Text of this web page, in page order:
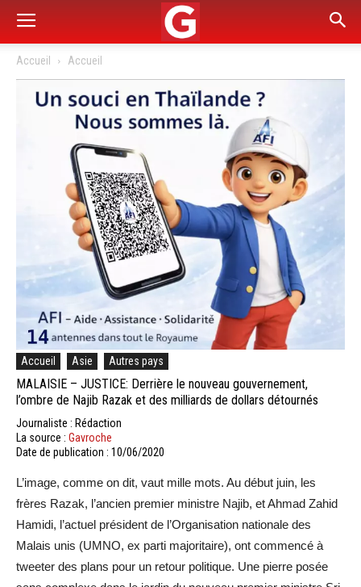
Accueil Accueil
Accueil Asie Autres pays
MALAISIE – JUSTICE: Derrière le nouveau gouvernement,
l’ombre de Najib Razak et des milliards de dollars détournés
Journaliste : Rédaction
La source : Gavroche
Date de publication : 10/06/2020
L’image, comme on dit, vaut mille mots. Au début juin, les
frères Razak, l’ancien premier ministre Najib, et Ahmad Zahid
Hamidi, l’actuel président de l’Organisation nationale des
Malais unis (UMNO, ex parti majoritaire), ont commencé à
tweeter des plans pour un retour politique. Une pierre posée